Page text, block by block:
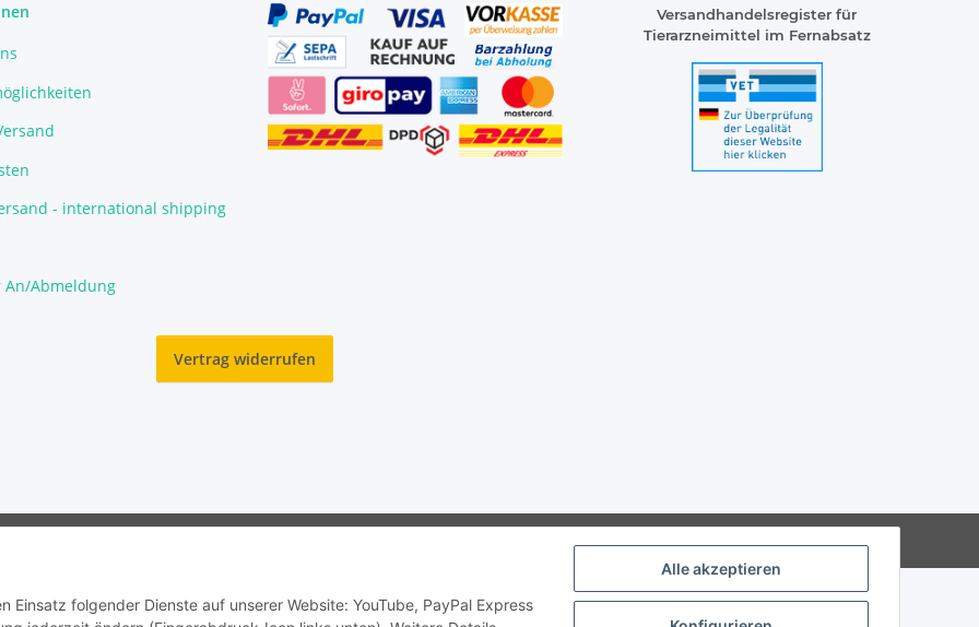
Alle akzeptieren
Einsatz folgender Dienste auf unserer Website: YouTube, PayPal Express
- international shipping
An/Abmeldung
Versandhandelsregister für
Tierarzneimittel im Fernabsatz
Vertrag widerrufen